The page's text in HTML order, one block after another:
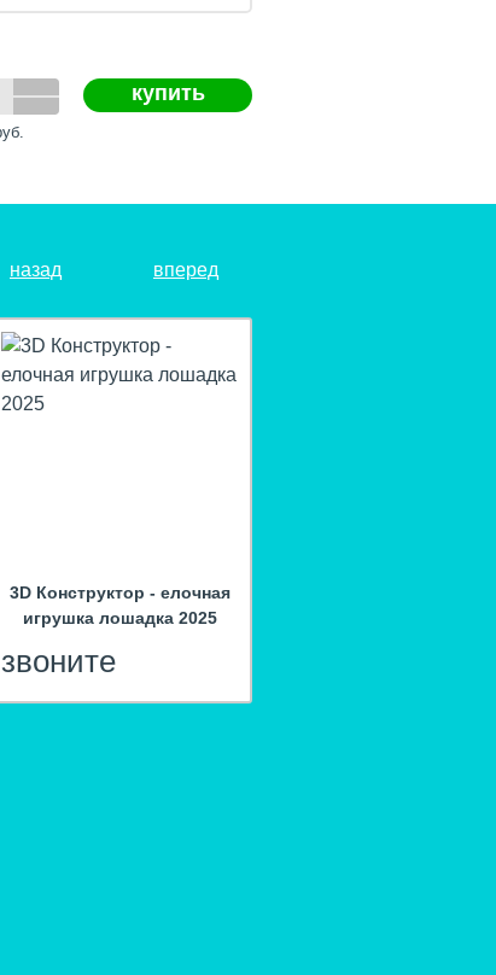
купить
назад вперед
3D Конструктор - елочная
игрушка лошадка 2025
звоните